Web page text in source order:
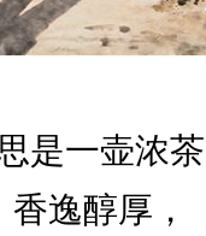
是一壶浓
香逸醇厚，